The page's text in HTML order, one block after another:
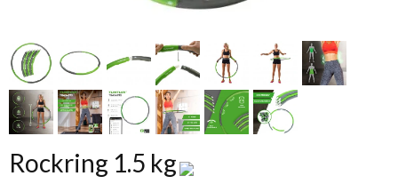
Rockring 1.5 kg